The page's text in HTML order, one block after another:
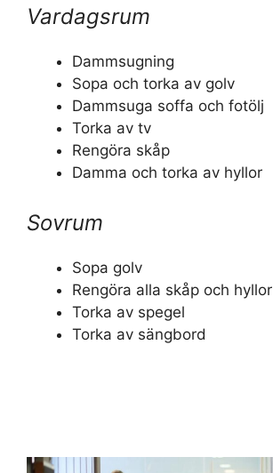
Vardagsrum
Dammsugning
Sopa och torka av golv
Dammsuga soffa och fotölj
Torka av tv
Rengöra skåp
Damma och torka av hyllor
Sovrum
Sopa golv
Rengöra alla skåp och hyllor
Torka av spegel
Torka av sängbord